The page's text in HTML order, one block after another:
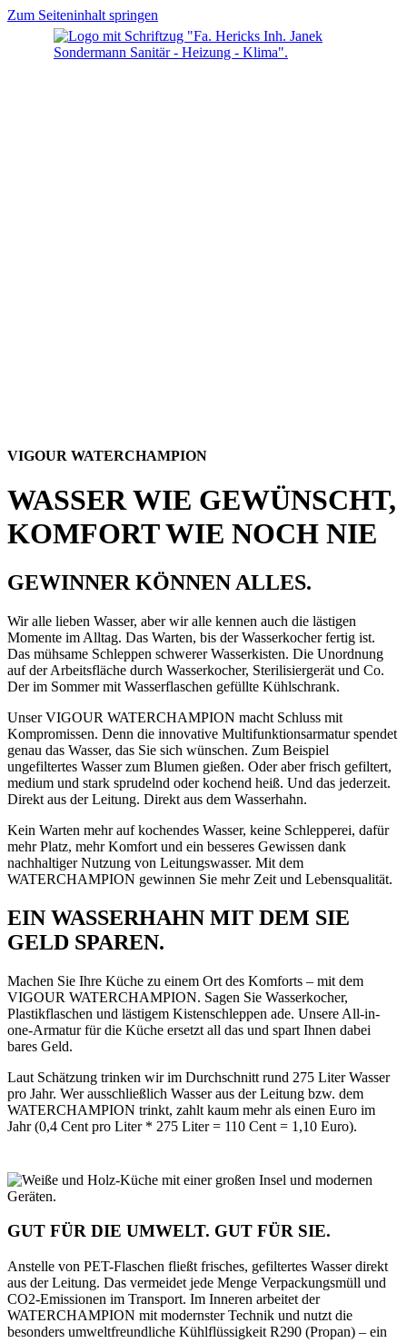
Zum Seiteninhalt springen
VIGOUR WATERCHAMPION
WASSER WIE GEWÜNSCHT,
KOMFORT WIE NOCH NIE
GEWINNER KÖNNEN ALLES.
Wir alle lieben Wasser, aber wir alle kennen auch die lästigen
Momente im Alltag. Das Warten, bis der Wasserkocher fertig ist.
Das mühsame Schleppen schwerer Wasserkisten. Die Unordnung
auf der Arbeitsfläche durch Wasserkocher, Sterilisiergerät und Co.
Der im Sommer mit Wasserflaschen gefüllte Kühlschrank.
Unser VIGOUR WATERCHAMPION macht Schluss mit
Kompromissen. Denn die innovative Multifunktionsarmatur spendet
genau das Wasser, das Sie sich wünschen. Zum Beispiel
ungefiltertes Wasser zum Blumen gießen. Oder aber frisch gefiltert,
medium und stark sprudelnd oder kochend heiß. Und das jederzeit.
Direkt aus der Leitung. Direkt aus dem Wasserhahn.
Kein Warten mehr auf kochendes Wasser, keine Schlepperei, dafür
mehr Platz, mehr Komfort und ein besseres Gewissen dank
nachhaltiger Nutzung von Leitungswasser. Mit dem
WATERCHAMPION gewinnen Sie mehr Zeit und Lebensqualität.
EIN WASSERHAHN MIT DEM SIE
GELD SPAREN.
Machen Sie Ihre Küche zu einem Ort des Komforts – mit dem
VIGOUR WATERCHAMPION. Sagen Sie Wasserkocher,
Plastikflaschen und lästigem Kistenschleppen ade. Unsere All-in-
one-Armatur für die Küche ersetzt all das und spart Ihnen dabei
bares Geld.
Laut Schätzung trinken wir im Durchschnitt rund 275 Liter Wasser
pro Jahr. Wer ausschließlich Wasser aus der Leitung bzw. dem
WATERCHAMPION trinkt, zahlt kaum mehr als einen Euro im
Jahr (0,4 Cent pro Liter * 275 Liter = 110 Cent = 1,10 Euro).
GUT FÜR DIE UMWELT. GUT FÜR SIE.
Anstelle von PET-Flaschen fließt frisches, gefiltertes Wasser direkt
aus der Leitung. Das vermeidet jede Menge Verpackungsmüll und
CO2-Emissionen im Transport. Im Inneren arbeitet der
WATERCHAMPION mit modernster Technik und nutzt die
besonders umweltfreundliche Kühlflüssigkeit R290 (Propan) – ein